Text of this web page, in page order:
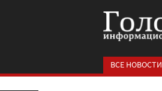
ВСЕ НОВОСТИ